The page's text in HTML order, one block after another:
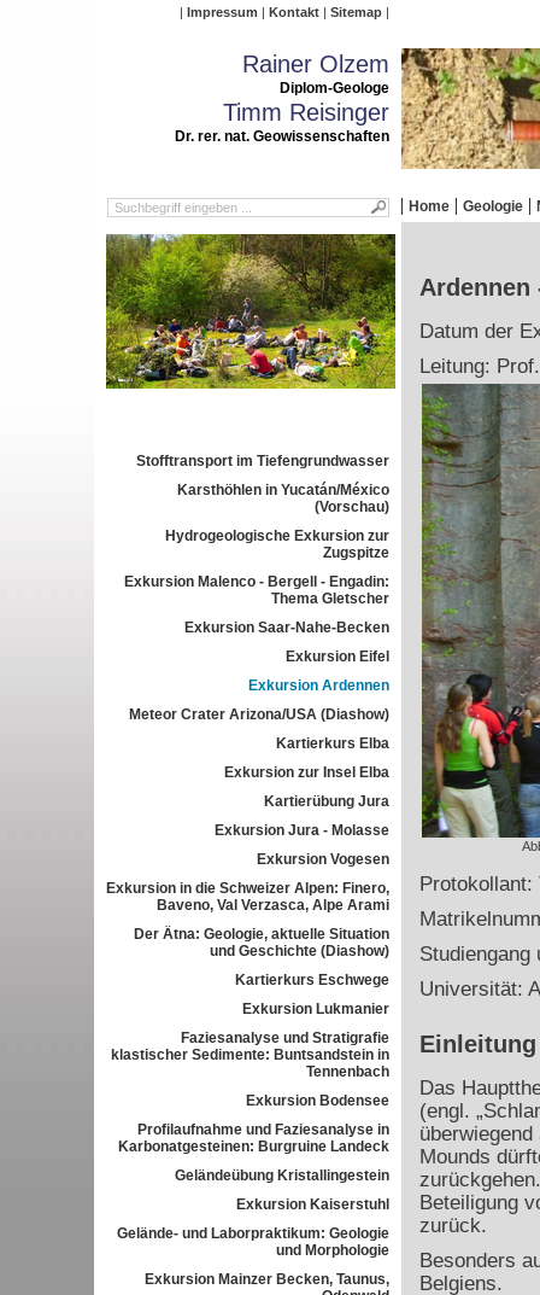
Impressum Kontakt Sitemap
Rainer Olzem
Diplom-Geologe
Timm Reisinger
Dr. rer. nat. Geowissenschaften
Home Geologie
Stofftransport im Tiefengrundwasser
Karsthöhlen in Yucatán/México
(Vorschau)
Hydrogeologische Exkursion zur
Zugspitze
Exkursion Malenco - Bergell - Engadin:
Thema Gletscher
Exkursion Saar-Nahe-Becken
Exkursion Eifel
Exkursion Ardennen
Meteor Crater Arizona/USA (Diashow)
Kartierkurs Elba
Exkursion zur Insel Elba
Kartierübung Jura
Exkursion Jura - Molasse
Exkursion Vogesen
Exkursion in die Schweizer Alpen: Finero,
Baveno, Val Verzasca, Alpe Arami
Der Ätna: Geologie, aktuelle Situation
und Geschichte (Diashow)
Kartierkurs Eschwege
Exkursion Lukmanier
Faziesanalyse und Stratigrafie
klastischer Sedimente: Buntsandstein in
Tennenbach
Exkursion Bodensee
Profilaufnahme und Faziesanalyse in
Karbonatgesteinen: Burgruine Landeck
Geländeübung Kristallingestein
Exkursion Kaiserstuhl
Gelände- und Laborpraktikum: Geologie
und Morphologie
Exkursion Mainzer Becken, Taunus,
Datum der
Leitung:
Protokollant:
Universität:
Einleitung
Das
(engl.
Mounds
Beteiligung
zurück.
Besonders
Belgiens.